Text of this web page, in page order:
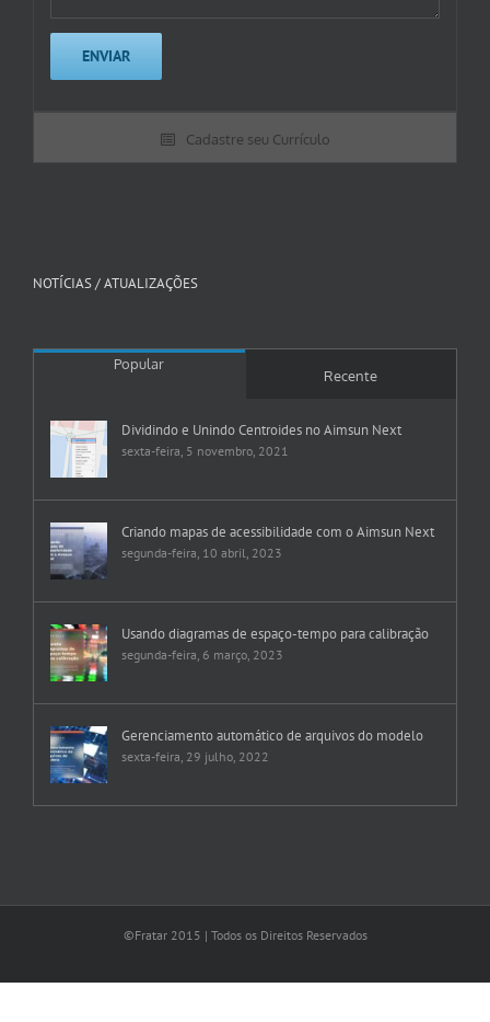
Cadastre seu Currículo
NOTÍCIAS / ATUALIZAÇÕES
Popular
Recente
Dividindo e Unindo Centroides no Aimsun Next
sexta-feira, 5 novembro, 2021
Criando mapas de acessibilidade com o Aimsun Next
segunda-feira, 10 abril, 2023
Usando diagramas de espaço-tempo para calibração
segunda-feira, 6 março, 2023
Gerenciamento automático de arquivos do modelo
sexta-feira, 29 julho, 2022
©Fratar 2015 | Todos os Direitos Reservados